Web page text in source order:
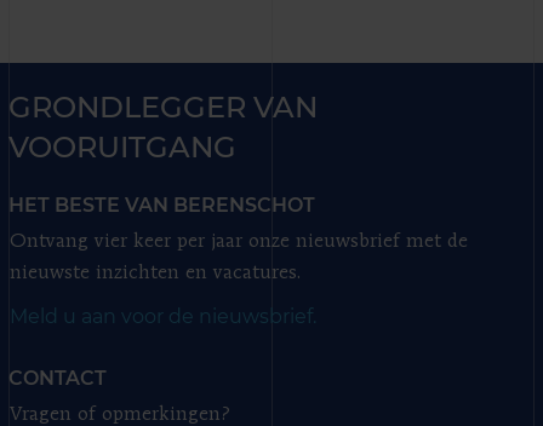
GRONDLEGGER VAN
VOORUITGANG
HET BESTE VAN BERENSCHOT
Ontvang vier keer per jaar onze nieuwsbrief met de
nieuwste inzichten en vacatures.
Meld u aan voor de nieuwsbrief.
CONTACT
Vragen of opmerkingen?